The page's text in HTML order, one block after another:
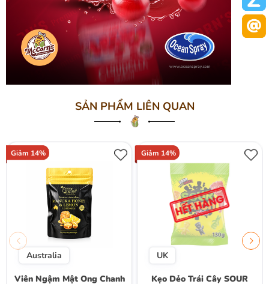
SẢN PHẨM LIÊN QUAN
Giảm 14%
Australia
Viên Ngậm Mật Ong Chanh
Giảm 14%
UK
Kẹo Dẻo Trái Cây SOUR